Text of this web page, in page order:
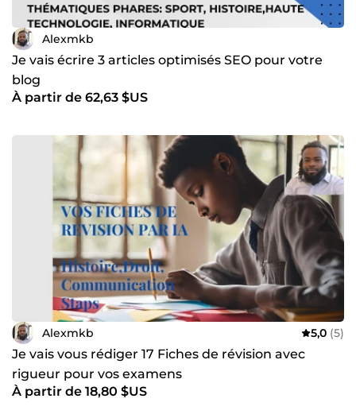
Alexmkb
Je vais écrire 3 articles optimisés SEO pour votre
blog
À partir de 62,63 $US
Alexmkb 5,0 (5)
Je vais vous rédiger 17 Fiches de révision avec
rigueur pour vos examens
À partir de 18,80 $US